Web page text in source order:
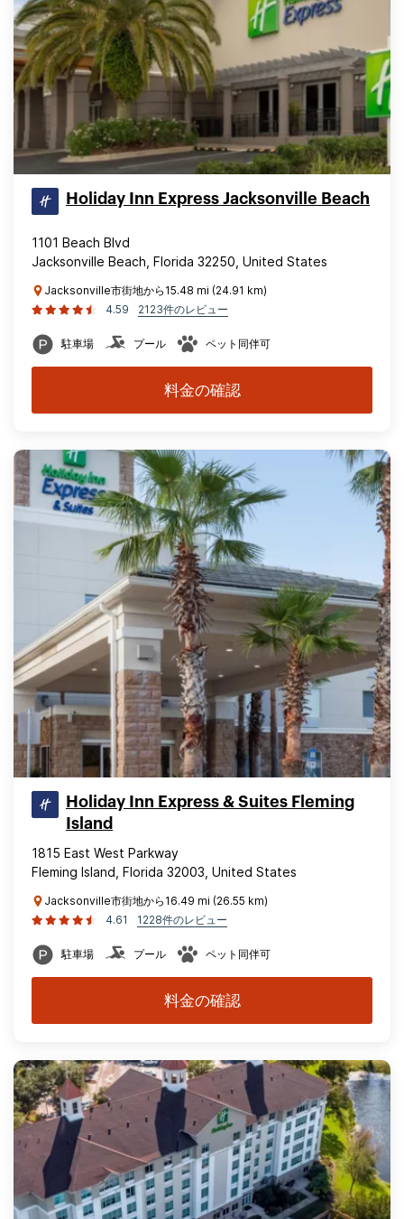
Holiday Inn Express Jacksonville Beach
1101 Beach Blvd
Jacksonville Beach, Florida 32250, United States
Jacksonville市街地から15.48 mi (24.91 km)
4.59
2123件のレビュー
駐車場 プール ペット同伴可
料金の確認
Holiday Inn Express & Suites Fleming
Island
1815 East West Parkway
Fleming Island, Florida 32003, United States
Jacksonville市街地から16.49 mi (26.55 km)
4.61
1228件のレビュー
駐車場 プール ペット同伴可
料金の確認